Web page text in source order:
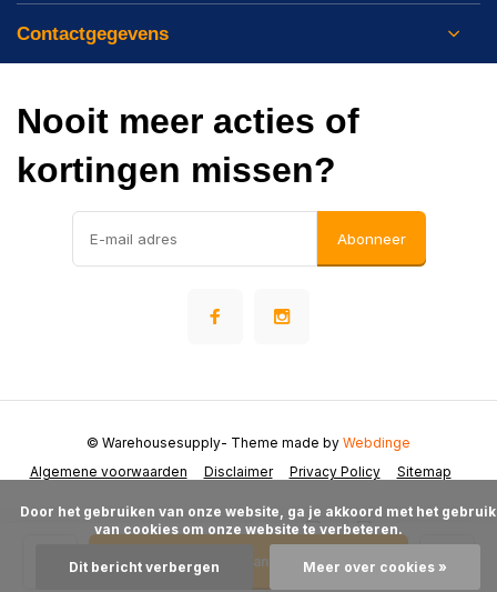
Toevoegen aan winkelwagen
Contactgegevens
Nooit meer acties of
kortingen missen?
Abonneer
Algemene voorwaarden Disclaimer Privacy Policy Sitemap
© Warehousesupply- Theme made by Webdinge
van cookies om onze website te verbeteren.
Dit bericht verbergen Meer over cookies »